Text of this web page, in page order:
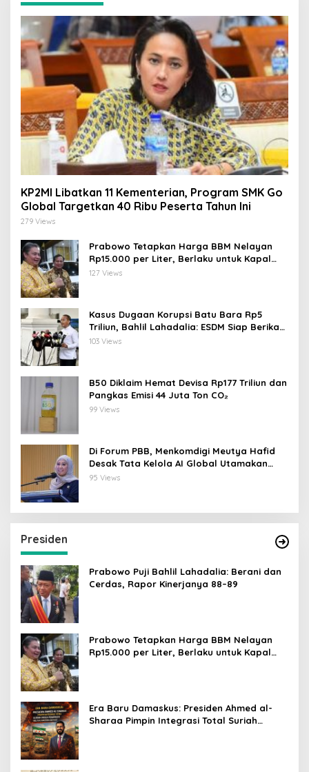
KP2MI Libatkan 11 Kementerian, Program SMK Go
Global Targetkan 40 Ribu Peserta Tahun Ini
279 Views
Prabowo Tetapkan Harga BBM Nelayan
Rp15.000 per Liter, Berlaku untuk Kapal
30-200 GT
127 Views
Kasus Dugaan Korupsi Batu Bara Rp5
Triliun, Bahlil Lahadalia: ESDM Siap Berikan
Data
103 Views
B50 Diklaim Hemat Devisa Rp177 Triliun dan
Pangkas Emisi 44 Juta Ton CO₂
99 Views
Di Forum PBB, Menkomdigi Meutya Hafid
Desak Tata Kelola AI Global Utamakan
Perlindungan Anak
95 Views
Presiden
Prabowo Puji Bahlil Lahadalia: Berani dan
Cerdas, Rapor Kinerjanya 88–89
Prabowo Tetapkan Harga BBM Nelayan
Rp15.000 per Liter, Berlaku untuk Kapal
Era Baru Damaskus: Presiden Ahmed al-
Sharaa Pimpin Integrasi Total Suriah